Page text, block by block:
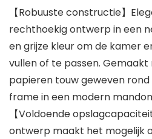
【Robuuste constructie】
rechthoekig ontwerp in een
en grijze kleur om de kamer
vullen of te passen.
papieren touw geweven
frame in een modern
【Voldoende
ontwerp maakt het mogelijk